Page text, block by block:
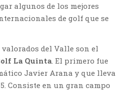
algunos de los mejores
de golf que se
valorados del Valle son el
La Quinta. El primero fue
Javier Arana y que lleva
Consiste en un gran campo